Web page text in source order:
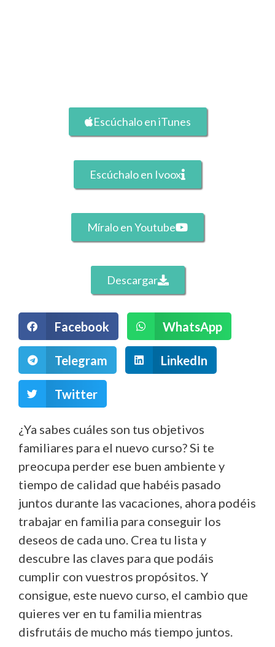
Escúchalo en iTunes
Escúchalo en Ivoox
Míralo en Youtube
Descargar
Facebook WhatsApp
Telegram LinkedIn
Twitter
¿Ya sabes cuáles son tus objetivos
familiares para el nuevo curso? Si te
preocupa perder ese buen ambiente y
tiempo de calidad que habéis pasado
juntos durante las vacaciones, ahora podéis
trabajar en familia para conseguir los
deseos de cada uno. Crea tu lista y
descubre las claves para que podáis
cumplir con vuestros propósitos. Y
consigue, este nuevo curso, el cambio que
quieres ver en tu familia mientras
disfrutáis de mucho más tiempo juntos.